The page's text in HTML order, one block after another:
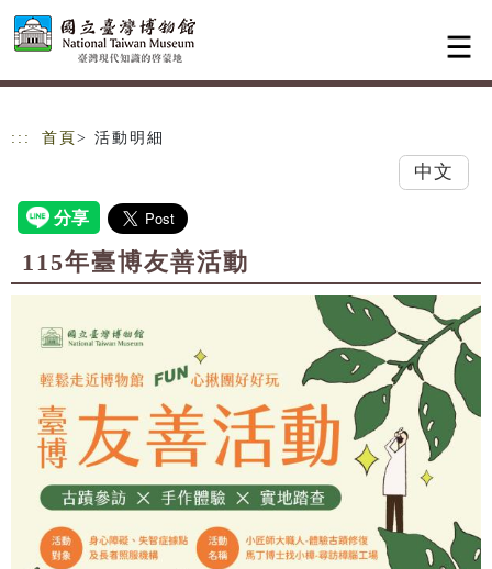
跳到主要內容
網站導覽
::: 首頁 > 活動明細
中文
115年臺博友善活動